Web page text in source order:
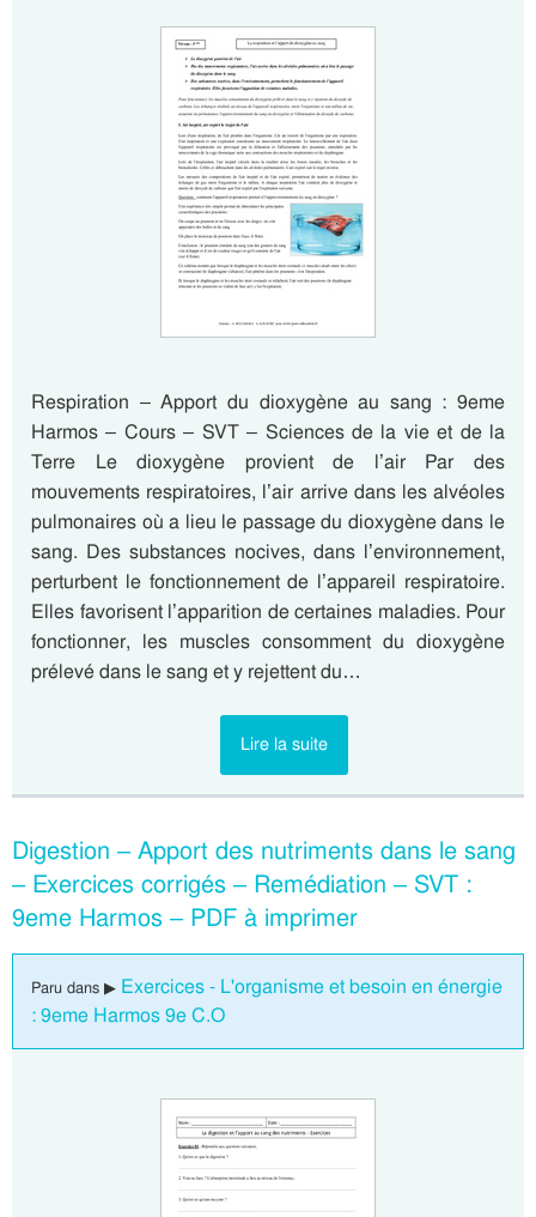
Respiration – Apport du dioxygène au sang : 9eme
Harmos – Cours – SVT – Sciences de la vie et de la
Terre Le dioxygène provient de l’air Par des
mouvements respiratoires, l’air arrive dans les alvéoles
pulmonaires où a lieu le passage du dioxygène dans le
sang. Des substances nocives, dans l’environnement,
perturbent le fonctionnement de l’appareil respiratoire.
Elles favorisent l’apparition de certaines maladies. Pour
fonctionner, les muscles consomment du dioxygène
prélevé dans le sang et y rejettent du…
Lire la suite
Digestion – Apport des nutriments dans le sang
– Exercices corrigés – Remédiation – SVT :
9eme Harmos – PDF à imprimer
Paru dans ▶ Exercices - L'organisme et besoin en énergie
: 9eme Harmos 9e C.O